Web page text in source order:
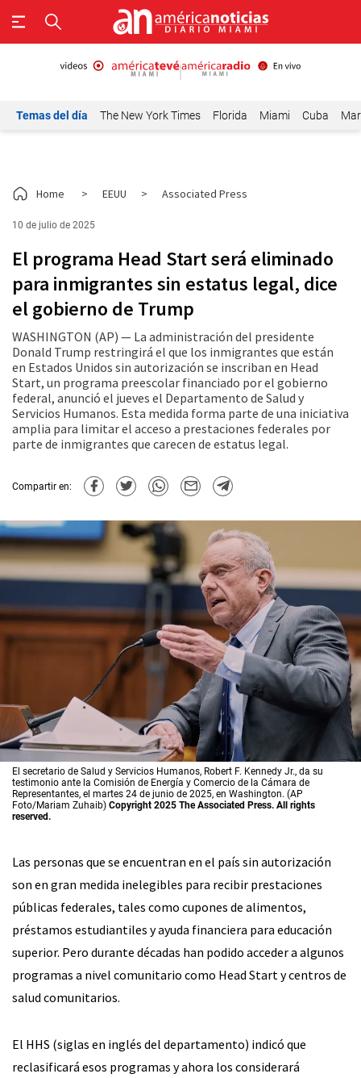
Temas del día The New York Times Florida Miami Cuba
Home > EEUU > Associated Press
10 de julio de 2025
El programa Head Start será eliminado
para inmigrantes sin estatus legal, dice
el gobierno de Trump
WASHINGTON (AP) — La administración del presidente
Donald Trump restringirá el que los inmigrantes que están
en Estados Unidos sin autorización se inscriban en Head
Start, un programa preescolar financiado por el gobierno
federal, anunció el jueves el Departamento de Salud y
Servicios Humanos. Esta medida forma parte de una iniciativa
amplia para limitar el acceso a prestaciones federales por
parte de inmigrantes que carecen de estatus legal.
Compartir en:
El secretario de Salud y Servicios Humanos, Robert F. Kennedy Jr., da su
testimonio ante la Comisión de Energía y Comercio de la Cámara de
Representantes, el martes 24 de junio de 2025, en Washington. (AP
Foto/Mariam Zuhaib) Copyright 2025 The Associated Press. All rights
reserved.
Las personas que se encuentran en el país sin autorización
son en gran medida inelegibles para recibir prestaciones
públicas federales, tales como cupones de alimentos,
préstamos estudiantiles y ayuda financiera para educación
superior. Pero durante décadas han podido acceder a algunos
programas a nivel comunitario como Head Start y centros de
salud comunitarios.
El HHS (siglas en inglés del departamento) indicó que
reclasificará esos programas y ahora los considerará